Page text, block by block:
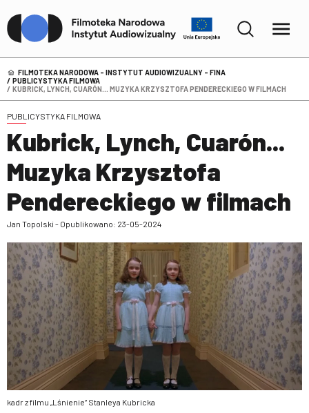
FILMOTEKA NARODOWA – INSTYTUT AUDIOWIZUALNY - FINA
PUBLICYSTYKA FILMOWA
KUBRICK, LYNCH, CUARÓN... MUZYKA KRZYSZTOFA PENDERECKIEGO W FILMACH
PUBLICYSTYKA FILMOWA
Kubrick, Lynch, Cuarón...
Muzyka Krzysztofa
Pendereckiego w filmach
Jan Topolski - Opublikowano: 23-05-2024
kadr z filmu „Lśnienie” Stanleya Kubricka